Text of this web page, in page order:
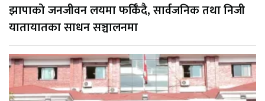
झापाको जनजीवन लयमा फर्किँदै, सार्वजनिक तथा निजी
यातायातका साधन सञ्चालनमा